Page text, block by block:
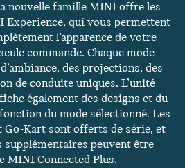
nouvelle famille MINI offre les
Experience, qui vous permettent
l’apparence de votre
commande. Chaque mode
des projections, des
de conduite uniques. L’unité
également des designs et du
du mode sélectionné. Les
Go-Kart sont offerts de série, et
supplémentaires peuvent être
MINI Connected Plus.